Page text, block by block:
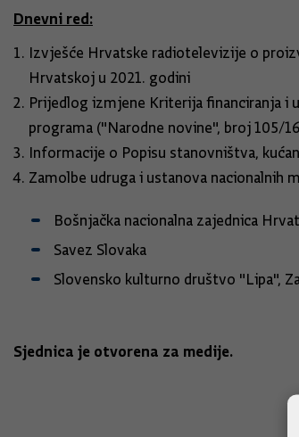
Dnevni red:
Izvješće Hrvatske radiotelevizije o
Hrvatskoj u 2021. godini
Prijedlog izmjene Kriterija financiranja i
programa ("Narodne novine", broj 105/
Informacije o Popisu stanovništva,
Zamolbe udruga i ustanova nacionalnih
Bošnjačka nacionalna zajednica
Savez Slovaka
Slovensko kulturno društvo "Lipa",
Sjednica je otvorena za medije.